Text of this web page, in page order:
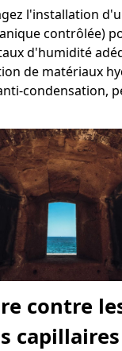
l'installation
contrôlée)
d'humidité
de matériaux
condensation,
contre
capillaires